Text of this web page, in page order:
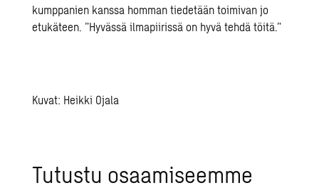
kumppanien kanssa homman tiedetään toimivan jo
etukäteen. ”Hyvässä ilmapiirissä on hyvä tehdä töitä.”
Kuvat: Heikki Ojala
Tu­tus­tu osaa­mi­seem­me